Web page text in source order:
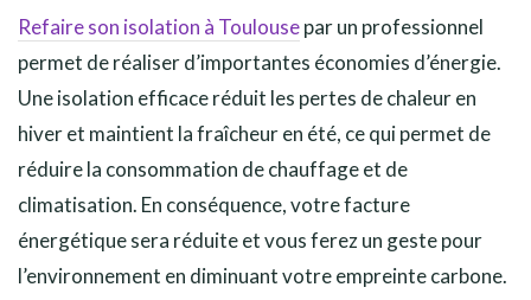
Refaire son isolation à Toulousepar un professionnel
permet de réaliser d’importantes économies d’énergie.
Une isolation efficace réduit les pertes de chaleur en
hiver et maintient la fraîcheur en été, ce qui permet de
réduire la consommation de chauffage et de
climatisation. En conséquence, votre facture
énergétique sera réduite et vous ferez un geste pour
l’environnement en diminuant votre empreinte carbone.